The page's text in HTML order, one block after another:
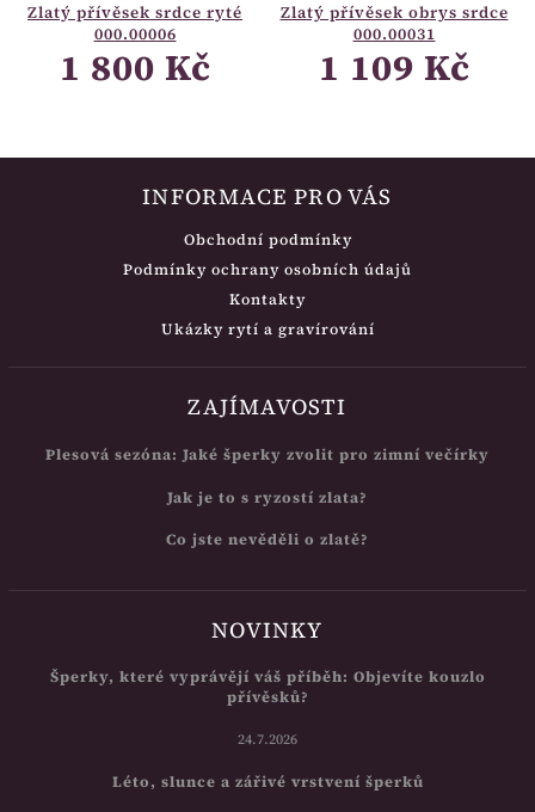
Zlatý přívěsek srdce ryté
000.00006
1 800 Kč
Zlatý přívěsek obrys srdce
000.00031
1 109 Kč
INFORMACE PRO VÁS
Obchodní podmínky
Podmínky ochrany osobních údajů
Kontakty
Ukázky rytí a gravírování
ZAJÍMAVOSTI
Plesová sezóna: Jaké šperky zvolit pro zimní večírky
Jak je to s ryzostí zlata?
Co jste nevěděli o zlatě?
NOVINKY
Šperky, které vyprávějí váš příběh: Objevíte kouzlo
přívěsků?
24.7.2026
Léto, slunce a zářivé vrstvení šperků